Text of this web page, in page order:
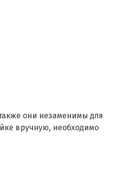
они незаменимы для
вручную, необходимо